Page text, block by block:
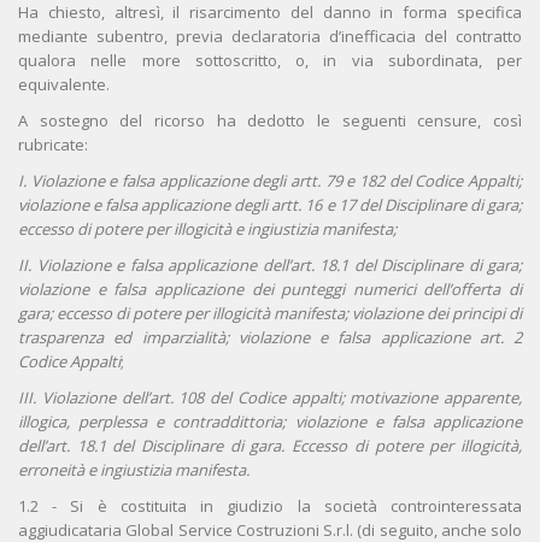
Ha chiesto, altresì, il risarcimento del danno in forma specifica
mediante subentro, previa declaratoria d’inefficacia del contratto
qualora nelle more sottoscritto, o, in via subordinata, per
equivalente.
A sostegno del ricorso ha dedotto le seguenti censure, così
rubricate:
I. Violazione e falsa applicazione degli artt. 79 e 182 del Codice Appalti;
violazione e falsa applicazione degli artt. 16 e 17 del Disciplinare di gara;
eccesso di potere per illogicità e ingiustizia manifesta;
II. Violazione e falsa applicazione dell’art. 18.1 del Disciplinare di gara;
violazione e falsa applicazione dei punteggi numerici dell’offerta di
gara; eccesso di potere per illogicità manifesta; violazione dei principi di
trasparenza ed imparzialità; violazione e falsa applicazione art. 2
Codice Appalti;
III. Violazione dell’art. 108 del Codice appalti; motivazione apparente,
illogica, perplessa e contraddittoria; violazione e falsa applicazione
dell’art. 18.1 del Disciplinare di gara. Eccesso di potere per illogicità,
erroneità e ingiustizia manifesta.
1.2 - Si è costituita in giudizio la società controinteressata
aggiudicataria Global Service Costruzioni S.r.l. (di seguito, anche solo